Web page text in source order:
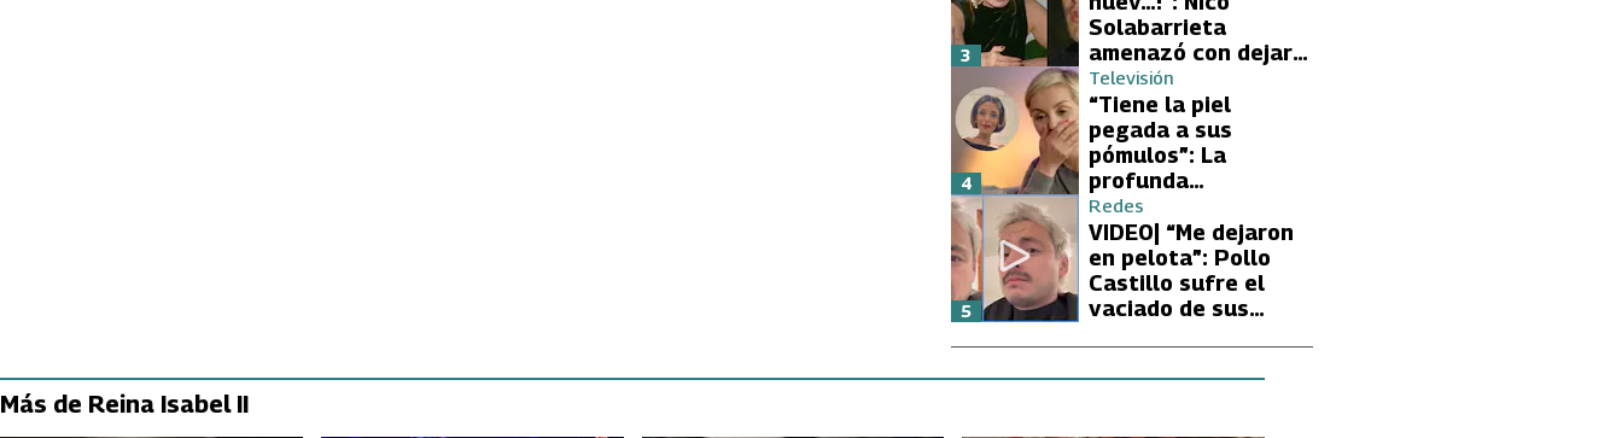
sobre Yamila Reyna
Solabarrieta
amenazó con dejar
Volverías con tu Ex
tras encontrón con
Carmen Gloria
Arroyo
3
Televisión
“Tiene la piel
pegada a sus
pómulos”: La
profunda
preocupación de
Fran García-
Huidobro por la
extrema delgadez
de Kathy Orellana
4
Redes
VIDEO| “Me dejaron
en pelota”: Pollo
Castillo sufre el
vaciado de sus
5
Más de Reina Isabel II